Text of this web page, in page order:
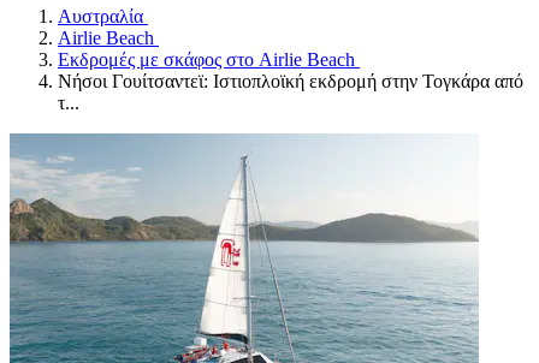
Αυστραλία
Airlie Beach
Εκδρομές με σκάφος στο Airlie Beach
Νήσοι Γουίτσαντεϊ: Ιστιοπλοϊκή εκδρομή στην Τογκάρα από
τ...